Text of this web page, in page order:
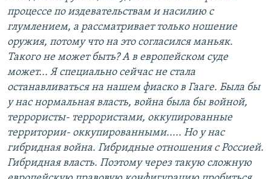
процессе по издевательствам и насилию с
глумлением, а рассматривает только ношение
оружия, потому что на это согласился маньяк.
Такого не может быть? А в европейском суде
может... Я специально сейчас не стала
останавливаться на нашем фиаско в Гааге. Была бы
у нас нормальная власть, война была бы войной,
террористы- террористами, оккупированные
территории- оккупированными..... Но у нас
гибридная война. Гибридные отношения с Россией.
Гибридная власть. Поэтому через такую сложную